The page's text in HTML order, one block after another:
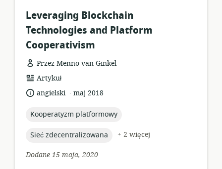
Leveraging Blockchain
Technologies and Platform
Cooperativism
Przez Menno van Ginkel
format
zasobów:
Artykuł
język:angielski .
datamaj 2018
topic:
Kooperatyzm platformowy
topic:
Sieć zdecentralizowana
+ 2 więcej
Dodane 15 maja, 2020